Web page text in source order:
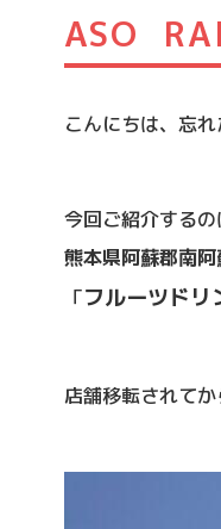
ASO
こんにちは、忘
今回ご紹介するの
熊本県阿蘇郡南
「フルーツド
店舗移転されてか